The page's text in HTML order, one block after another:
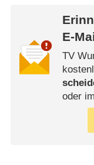
E-
TV
oder